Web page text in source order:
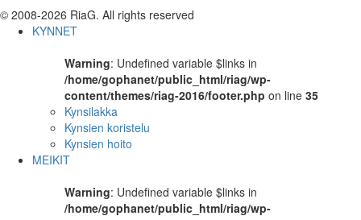
© 2008-2026 RiaG. All rights reserved
KYNNET
Warning: Undefined variable $links in
/home/gophanet/public_html/riag/wp-
content/themes/riag-2016/footer.php on line 35
Kynsilakka
Kynsien koristelu
Kynsien hoito
MEIKIT
Warning: Undefined variable $links in
/home/gophanet/public_html/riag/wp-